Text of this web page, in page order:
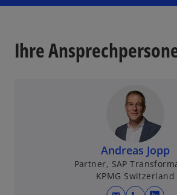
Ihre
Andreas Jopp
Partner, SAP
KPMG Switzerland